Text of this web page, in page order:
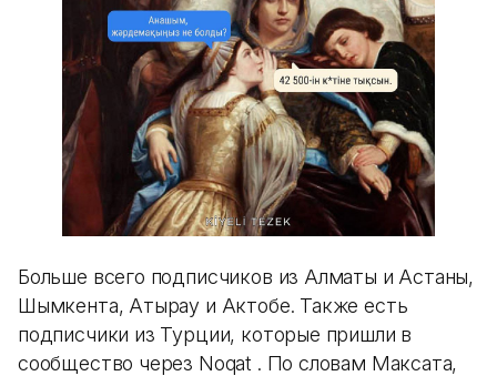
Больше всего подписчиков из Алматы и Астаны,
Шымкента, Атырау и Актобе. Также есть
подписчики из Турции, которые пришли в
сообщество через Noqat . По словам Максата,